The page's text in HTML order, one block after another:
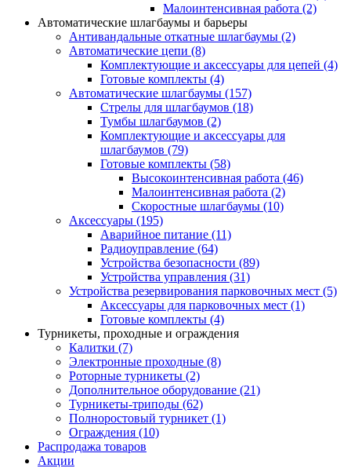
Малоинтенсивная работа (2)
Автоматические шлагбаумы и барьеры
Антивандальные откатные шлагбаумы (2)
Автоматические цепи (8)
Комплектующие и аксессуары для цепей (4)
Готовые комплекты (4)
Автоматические шлагбаумы (157)
Стрелы для шлагбаумов (18)
Тумбы шлагбаумов (2)
Комплектующие и аксессуары для
шлагбаумов (79)
Готовые комплекты (58)
Высокоинтенсивная работа (46)
Малоинтенсивная работа (2)
Скоростные шлагбаумы (10)
Аксессуары (195)
Аварийное питание (11)
Радиоуправление (64)
Устройства безопасности (89)
Устройства управления (31)
Устройства резервирования парковочных мест (5)
Аксессуары для парковочных мест (1)
Готовые комплекты (4)
Турникеты, проходные и ограждения
Калитки (7)
Электронные проходные (8)
Роторные турникеты (2)
Дополнительное оборудование (21)
Турникеты-триподы (62)
Полноростовый турникет (1)
Ограждения (10)
Распродажа товаров
Акции